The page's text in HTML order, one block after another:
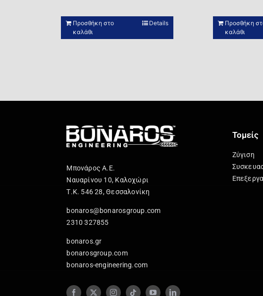
Προσθήκη στο
καλάθι
Details
Προσθήκη
καλάθι
Μπονάρος Α.Ε.
Ναυαρίνου 10, Καλοχώρι
Τ.Κ. 546 28, Θεσσαλονίκη
bonaros@bonarosgroup.com
2310 327855
bonaros.gr
bonarosgroup.com
bonaros-engineering.com
Τομείς
Ζύγιση